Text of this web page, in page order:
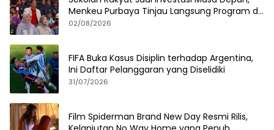
Menkeu Purbaya Tinjau Langsung Program di
Surabaya
02/08/2026
FIFA Buka Kasus Disiplin terhadap Argentina,
Ini Daftar Pelanggaran yang Diselidiki
31/07/2026
Film Spiderman Brand New Day Resmi Rilis,